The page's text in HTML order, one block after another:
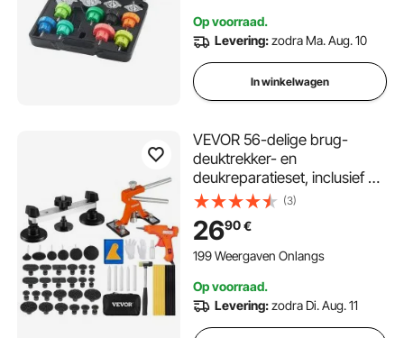
Op voorraad.
Levering:zodra Ma. Aug. 10
In winkelwagen
VEVOR 56-delige brug-
deuktrekker- en
deukreparatieset, inclusief 20
treklipjes en 6 brug-treklipjes,
aluminium
deukverwijderingsgereedsch
ap voor auto's, koelkasten,
(3)
2690€
199 Weergaven Onlangs
Op voorraad.
Levering:zodra Di. Aug. 11